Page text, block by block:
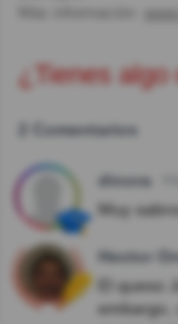
¿Tienes algo
2 Comentarios
dinora
Muy
Hector
El queso
embargo,